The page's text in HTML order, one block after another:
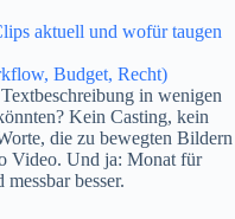
aktuell und wofür taugen
Budget, Recht)
in wenigen
Kein Casting, kein
die zu bewegten Bildern
Video. Und ja: Monat für
besser.